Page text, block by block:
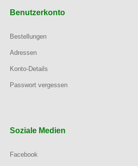
Benutzerkonto
Bestellungen
Adressen
Konto-Details
Passwort vergessen
Soziale Medien
Facebook